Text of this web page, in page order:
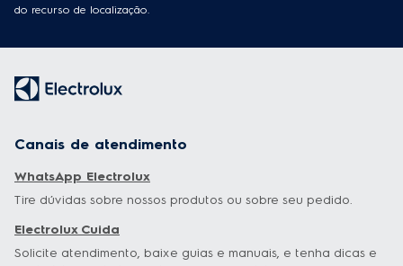
do recurso de localização.
Canais de atendimento
WhatsApp Electrolux
Tire dúvidas sobre nossos produtos ou sobre seu pedido.
Electrolux Cuida
Solicite atendimento, baixe guias e manuais, e tenha dicas e